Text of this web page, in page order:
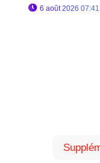
6 août 2026 07:41